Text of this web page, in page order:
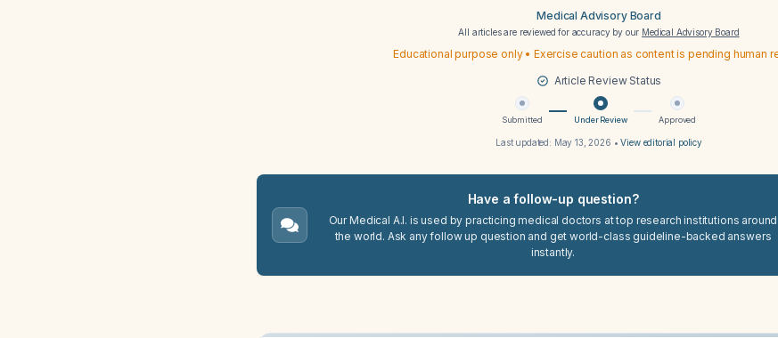
Medical Advisory Board
All articles are reviewed for accuracy by our Medical Advisory Board
Educational purpose only • Exercise caution as content is pending human
Article Review Status
Submitted Under Review Approved
Last updated: May 13, 2026 •View editorial policy
Have a follow-up question?
Our Medical A.I. is used by practicing medical doctors at top research institutions around
the world. Ask any follow up question and get world-class guideline-backed answers
instantly.